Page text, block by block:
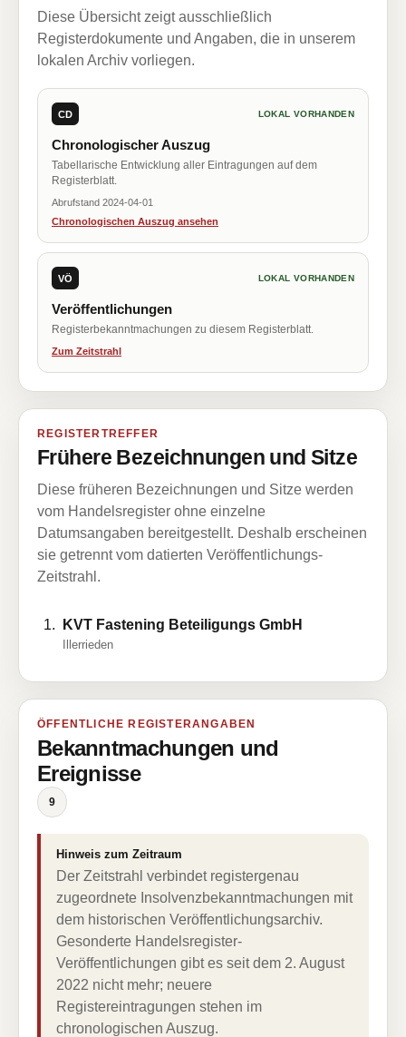
Diese Übersicht zeigt ausschließlich
Registerdokumente und Angaben, die in unserem
lokalen Archiv vorliegen.
CD LOKAL VORHANDEN
Chronologischer Auszug
Tabellarische Entwicklung aller Eintragungen auf dem
Registerblatt.
Abrufstand 2024-04-01
Chronologischen Auszug ansehen
VÖ LOKAL VORHANDEN
Veröffentlichungen
Registerbekanntmachungen zu diesem Registerblatt.
Zum Zeitstrahl
REGISTERTREFFER
Frühere Bezeichnungen und Sitze
Diese früheren Bezeichnungen und Sitze werden
vom Handelsregister ohne einzelne
Datumsangaben bereitgestellt. Deshalb erscheinen
sie getrennt vom datierten Veröffentlichungs-
Zeitstrahl.
KVT Fastening Beteiligungs GmbH
Illerrieden
ÖFFENTLICHE REGISTERANGABEN
Bekanntmachungen und
Ereignisse
9
Hinweis zum Zeitraum
Der Zeitstrahl verbindet registergenau
zugeordnete Insolvenzbekanntmachungen mit
dem historischen Veröffentlichungsarchiv.
Gesonderte Handelsregister-
Veröffentlichungen gibt es seit dem 2. August
2022 nicht mehr; neuere
Registereintragungen stehen im
chronologischen Auszug.